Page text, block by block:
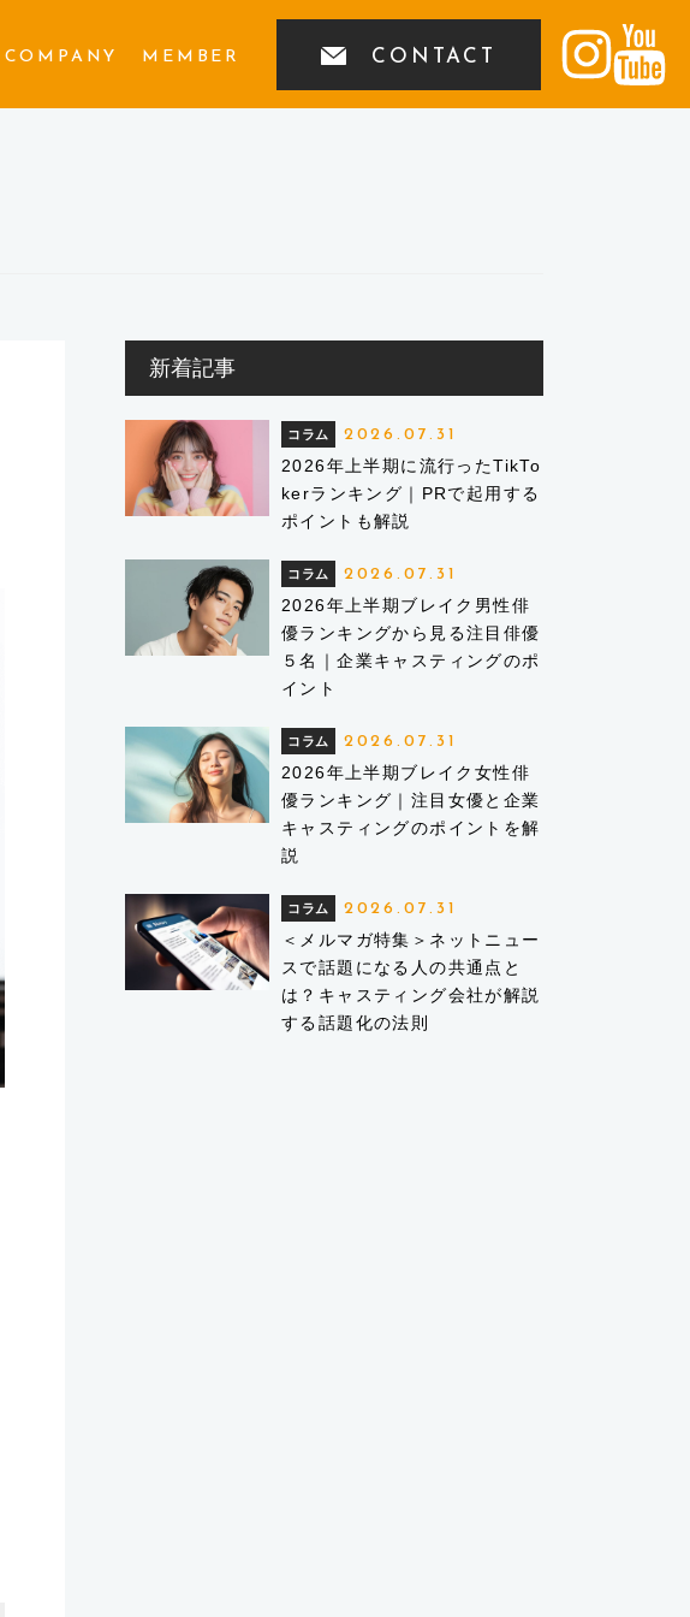
COMPANY MEMBER CONTACT
新着記事
コラム 2026.07.31
2026年上半期に流行ったTikTo
kerランキング｜PRで起用する
ポイントも解説
コラム 2026.07.31
2026年上半期ブレイク男性俳
優ランキングから見る注目俳優
５名｜企業キャスティングのポ
イント
コラム 2026.07.31
2026年上半期ブレイク女性俳
優ランキング｜注目女優と企業
キャスティングのポイントを解
説
コラム 2026.07.31
＜メルマガ特集＞ネットニュー
スで話題になる人の共通点と
は？キャスティング会社が解説
する話題化の法則